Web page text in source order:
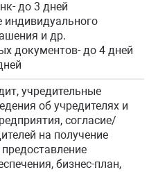
до 3 дней
и др.
документов- до 4 дней
учредительные
об учредителях и
согласие/
на получение
бизнес-план,